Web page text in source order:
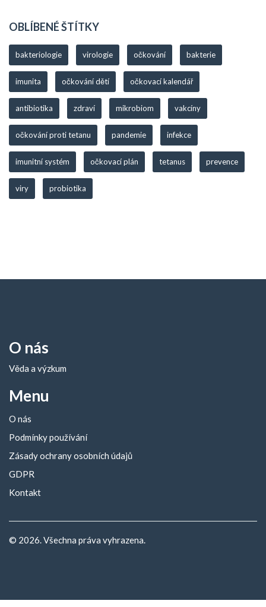
OBLÍBENÉ ŠTÍTKY
bakteriologie virologie očkování bakterie
imunita očkování dětí očkovací kalendář
antibiotika zdraví mikrobiom vakcíny
očkování proti tetanu pandemie infekce
imunitní systém očkovací plán tetanus prevence
viry probiotika
O nás
Věda a výzkum
Menu
O nás
Podmínky používání
Zásady ochrany osobních údajů
GDPR
Kontakt
© 2026. Všechna práva vyhrazena.